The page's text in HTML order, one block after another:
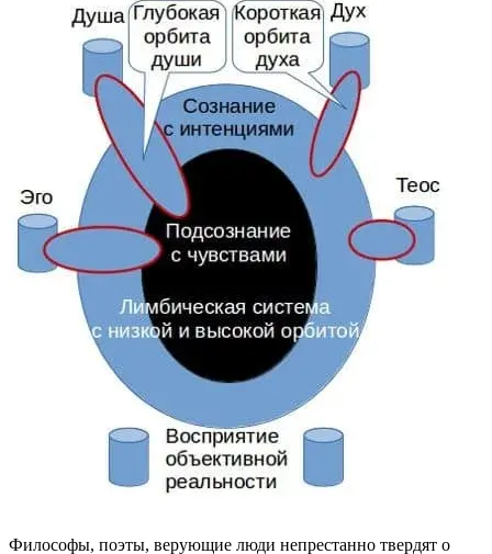
Философы, поэты, верующие люди непрестанно твердят о